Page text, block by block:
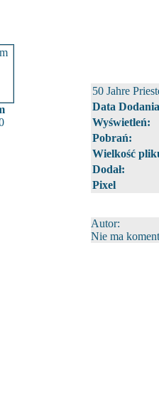
50 Jahre
Data
Wyświetleń:
Pobrań:
Wielkość
Dodał:
Pixel
Autor:
Nie ma